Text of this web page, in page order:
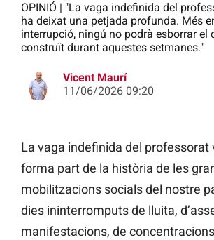
OPINIÓ | "La vaga indefinida del
ha deixat una petjada profunda. Més
interrupció, ningú no podrà esborrar el
construït durant aquestes setmanes."
Vicent Maurí
11/06/2026 09:20
La vaga indefinida del professorat
forma part de la història de les
mobilitzacions socials del nostre
dies ininterromputs de lluita,
manifestacions, de